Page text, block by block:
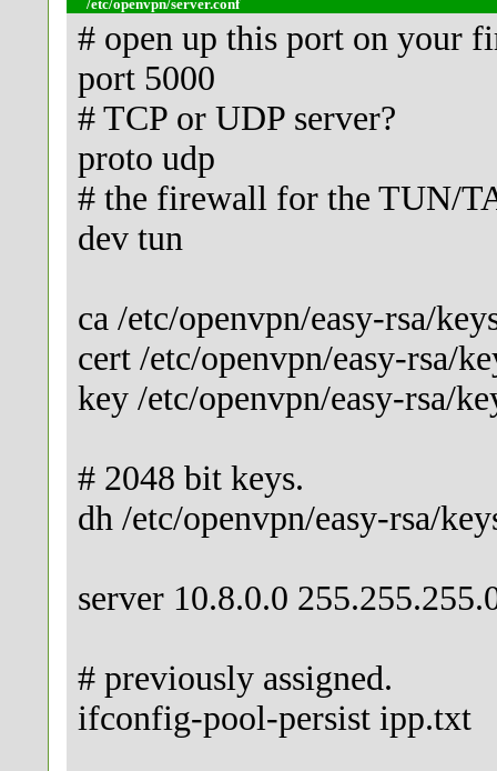
/etc/openvpn/server.conf
# open up this port on your
port 5000
# TCP or UDP server?
proto udp
# the firewall for the TUN/
dev tun
ca /etc/openvpn/easy-rsa/
cert /etc/openvpn/easy-rsa/
key /etc/openvpn/easy-rsa/
# 2048 bit keys.
dh /etc/openvpn/easy-rsa/
server 10.8.0.0
# previously assigned.
ifconfig-pool-persist ipp.txt